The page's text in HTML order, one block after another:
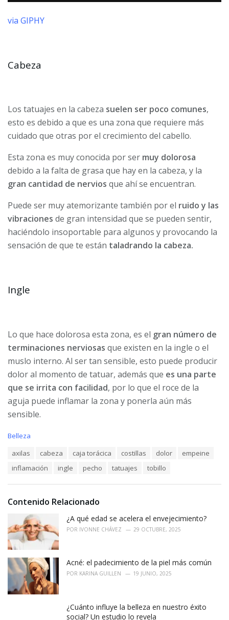
via GIPHY
Cabeza
Los tatuajes en la cabeza suelen ser poco comunes,
esto es debido a que es una zona que requiere más
cuidado que otras por el crecimiento del cabello.
Esta zona es muy conocida por ser muy dolorosa
debido a la falta de grasa que hay en la cabeza, y la
gran cantidad de nervios que ahí se encuentran.
Puede ser muy atemorizante también por el ruido y las
vibraciones de gran intensidad que se pueden sentir,
haciéndolo insoportable para algunos y provocando la
sensación de que te están taladrando la cabeza.
Ingle
Lo que hace dolorosa esta zona, es el gran número de
terminaciones nerviosas que existen en la ingle o el
muslo interno. Al ser tan sensible, esto puede producir
dolor al momento de tatuar, además que es una parte
que se irrita con facilidad, por lo que el roce de la
aguja puede inflamar la zona y ponerla aún más
sensible.
C
i
:
Belleza
axilas cabeza caja torácica costillas dolor
empeine
inflamación
ingle pecho tatuajes tobillo
Contenido Relacionado
¿A qué edad se acelera el envejecimiento?
POR IVONNE CHÁVEZ 29 OCTUBRE, 2025
Acné: el padecimiento de la piel más común
POR KARINA GUILLEN 19 JUNIO, 2025
¿Cuánto influye la belleza en nuestro éxito
social? Un estudio lo revela